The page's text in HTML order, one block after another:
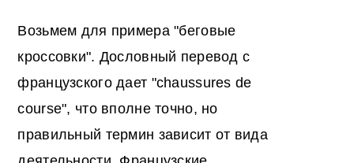
Возьмем для примера "беговые
кроссовки". Дословный перевод с
французского дает "chaussures de
course", что вполне точно, но
правильный термин зависит от вида